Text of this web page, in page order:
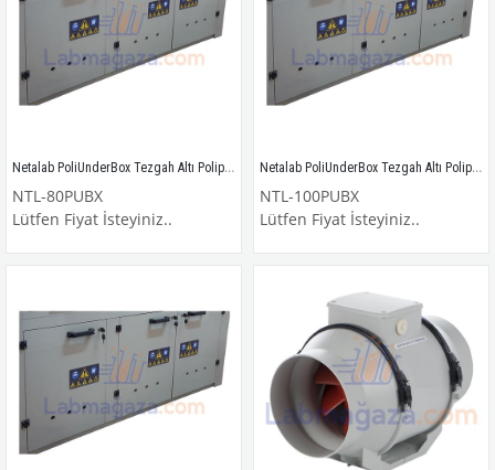
Netalab PoliUnderBox Tezgah Altı Polipropilen Asit ve Baz Dolabı / NTL-80PUBX
NTL-80PUBX
Lütfen Fiyat İsteyiniz..
Netalab PoliUnderBox Tezgah Altı Polipropilen Asit ve Baz Dolabı / NTL-100PUBX
NTL-100PUBX
Lütfen Fiyat İsteyiniz..